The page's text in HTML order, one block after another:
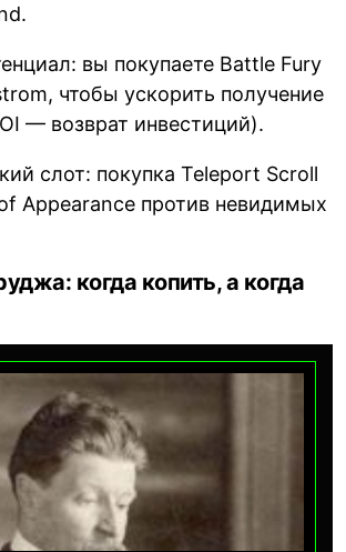
вы покупаете Battle Fury
чтобы ускорить получение
— возврат инвестиций).
слот: покупка Teleport Scroll
Appearance против невидимых
когда копить, а когда